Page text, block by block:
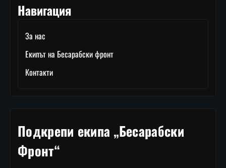
Навигация
За нас
Екипът на Бесарабски фронт
Контакти
Подкрепи екипа „Бесарабски
Фронт“